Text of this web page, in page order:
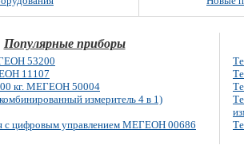
Популярные приборы
53200
11107
кг. МЕГЕОН 50004
измеритель 4 в 1)
с цифровым управлением МЕГЕОН 00686